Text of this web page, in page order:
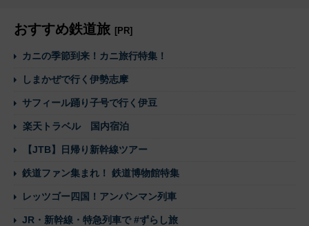
おすすめ鉄道旅 [PR]
カニの季節到来！カニ旅行特集！
しまかぜで行く伊勢志摩
サフィール踊り子号で行く伊豆
楽天トラベル 国内宿泊
【JTB】日帰り新幹線ツアー
鉄道ファン集まれ！ 鉄道博物館特集
レッツゴー四国！アンパンマン列車
JR・新幹線・特急列車で #ずらし旅